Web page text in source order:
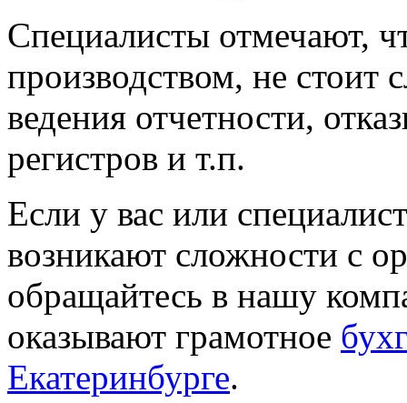
Специалисты отмечают,
производством, не
ведения отчетности,
регистров и т.п.
Если у вас или
возникают сложности с
обращайтесь в нашу
оказывают грамотное
Екатеринбурге.